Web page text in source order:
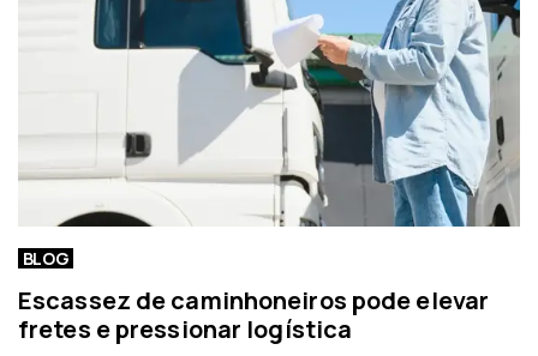
BLOG
Escassez de caminhoneiros pode elevar
fretes e pressionar logística